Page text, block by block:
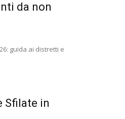
da non
guida ai distretti e
Sfilate in